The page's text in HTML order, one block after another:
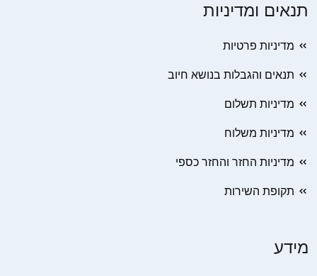
תנאים ומדיניות
מדיניות פרטיות
תנאים והגבלות בנושא חיוב
מדיניות תשלום
מדיניות משלוח
מדיניות החזר והחזר כספי
תקופת השירות
מידע